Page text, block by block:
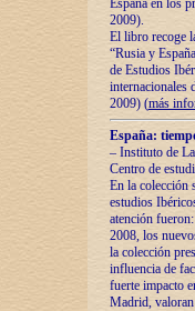
España en los
2009).
El libro recoge
“Rusia y
de Estudios
internacionales
2009) (más
España:
– Instituto de
Centro de
En la colección
estudios
atención
2008, los
la colección
influencia de
fuerte impacto
Madrid,